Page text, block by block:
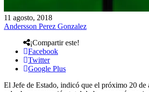
11 agosto, 2018
Andersson Perez Gonzalez
¡Compartir este!
Facebook
Twitter
Google Plus
El Jefe de Estado, indicó que el próximo 20 de